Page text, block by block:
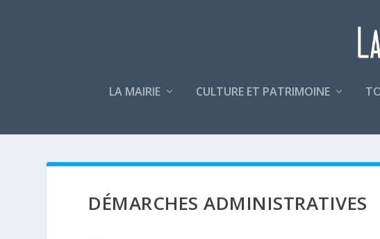
LA MAIRIE CULTURE ET PATRIMOINE
DÉMARCHES ADMINISTRATIVES